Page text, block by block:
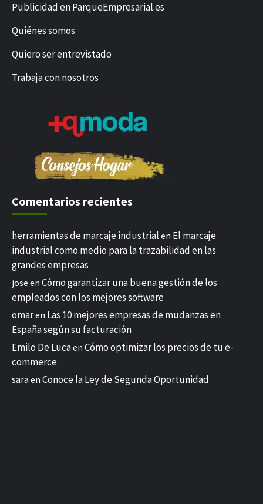
Publicidad en ParqueEmpresarial.es
Quiénes somos
Quiero ser entrevistado
Trabaja con nosotros
Comentarios recientes
herramientas de marcaje industrial en El marcaje
industrial como medio para la trazabilidad en las
grandes empresas
jose en Cómo garantizar una buena gestión de los
empleados con los mejores software
omaren Las 10 mejores empresas de mudanzas en
España según su facturación
Emilo De Lucaen Cómo optimizar los precios de tu e-
commerce
saraen Conoce la Ley de Segunda Oportunidad